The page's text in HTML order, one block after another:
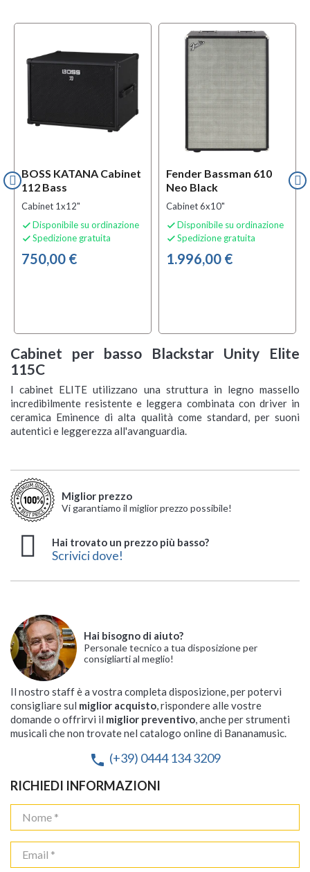
BOSS KATANA Cabinet
112 Bass
Cabinet 1x12"
 Disponibile su ordinazione
 Spedizione gratuita
750,00 €
Fender Bassman 610
Neo Black
Cabinet 6x10"
 Disponibile su ordinazione
 Spedizione gratuita
1.996,00 €
OFFERTA
B-STOCK
Cabinet per basso Blackstar Unity Elite
115C
I cabinet ELITE utilizzano una struttura in legno massello
incredibilmente resistente e leggera combinata con driver in
ceramica Eminence di alta qualità come standard, per suoni
autentici e leggerezza all'avanguardia.
Miglior prezzo
Vi garantiamo il miglior prezzo possibile!
Hai trovato un prezzo più basso?
Scrivici dove!
Hai bisogno di aiuto?
Personale tecnico a tua disposizione per
consigliarti al meglio!
Il nostro staff è a vostra completa disposizione, per potervi
consigliare sul miglior acquisto, rispondere alle vostre
domande o offrirvi il miglior preventivo, anche per strumenti
musicali che non trovate nel catalogo online di Bananamusic.
phone (+39) 0444 134 3209
RICHIEDI INFORMAZIONI